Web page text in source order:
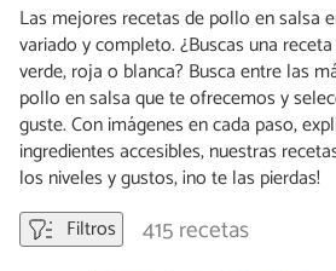
Las mejores recetas de pollo en salsa
variado y completo. ¿Buscas una
verde, roja o blanca? Busca entre las
pollo en salsa que te ofrecemos y
guste. Con imágenes en cada paso,
ingredientes accesibles, nuestras
los niveles y gustos, ¡no te las pierdas!
Filtros
415 recetas